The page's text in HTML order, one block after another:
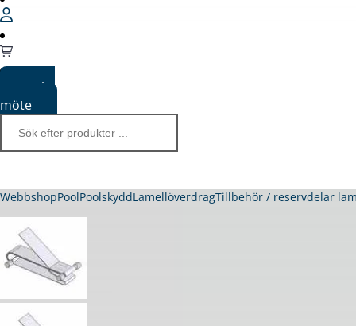
Boka
möte
WebbshopPoolPoolskyddLamellöverdragTillbehör / reservdelar